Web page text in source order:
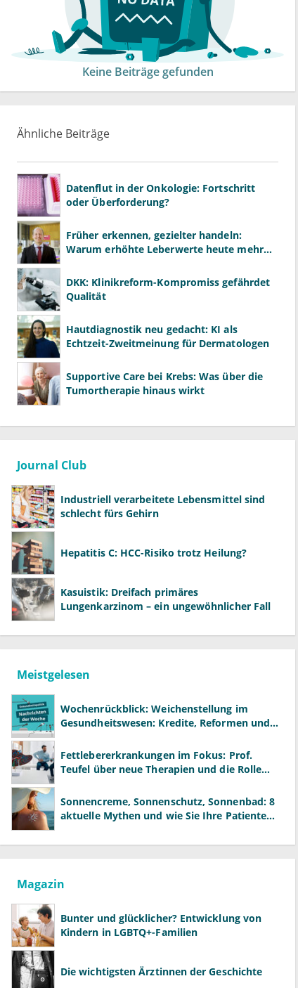
Keine Beiträge gefunden
Ähnliche Beiträge
Datenflut in der Onkologie: Fortschritt
oder Überforderung?
Früher erkennen, gezielter handeln:
Warum erhöhte Leberwerte heute mehr
DKK: Klinikreform-Kompromiss gefährdet
Qualität
Hautdiagnostik neu gedacht: KI als
Echtzeit-Zweitmeinung für Dermatologen
Supportive Care bei Krebs: Was über die
Tumortherapie hinaus wirkt
Journal Club
Industriell verarbeitete Lebensmittel sind
schlecht fürs Gehirn
Hepatitis C: HCC-Risiko trotz Heilung?
Kasuistik: Dreifach primäres
Lungenkarzinom – ein ungewöhnlicher Fall
Meistgelesen
Wochenrückblick: Weichenstellung im
Gesundheitswesen: Kredite, Reformen und
Fettlebererkrankungen im Fokus: Prof.
Teufel über neue Therapien und die Rolle
Sonnencreme, Sonnenschutz, Sonnenbad: 8
aktuelle Mythen und wie Sie Ihre Patienten
Magazin
Bunter und glücklicher? Entwicklung von
Kindern in LGBTQ+-Familien
Die wichtigsten Ärztinnen der Geschichte